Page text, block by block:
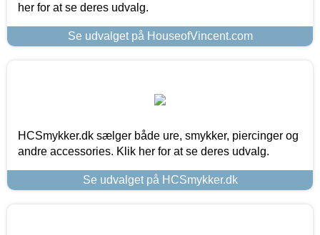
her for at se deres udvalg.
Se udvalget på HouseofVincent.com
HCSmykker.dk sælger både ure, smykker, piercinger og
andre accessories. Klik her for at se deres udvalg.
Se udvalget på HCSmykker.dk